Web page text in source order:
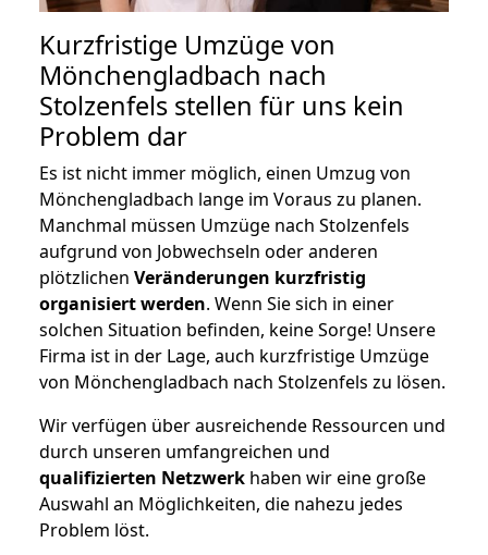
Kurzfristige Umzüge von
Mönchengladbach nach
Stolzenfels stellen für uns kein
Problem dar
Es ist nicht immer möglich, einen Umzug von
Mönchengladbach lange im Voraus zu planen.
Manchmal müssen Umzüge nach Stolzenfels
aufgrund von Jobwechseln oder anderen
plötzlichen Veränderungen kurzfristig
organisiert werden. Wenn Sie sich in einer
solchen Situation befinden, keine Sorge! Unsere
Firma ist in der Lage, auch kurzfristige Umzüge
von Mönchengladbach nach Stolzenfels zu lösen.
Wir verfügen über ausreichende Ressourcen und
durch unseren umfangreichen und
qualifizierten Netzwerk haben wir eine große
Auswahl an Möglichkeiten, die nahezu jedes
Problem löst.